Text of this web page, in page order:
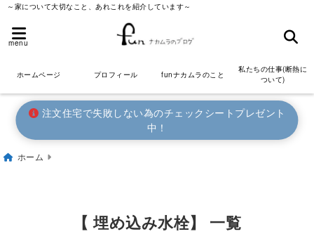
～家について大切なこと、あれこれを紹介しています～
menu
ホームページ プロフィール funナカムラのこと
私たちの仕事(断熱に
ついて)
注文住宅で失敗しない為のチェックシートプレゼント
中！
ホーム
【 埋め込み水栓】 一覧